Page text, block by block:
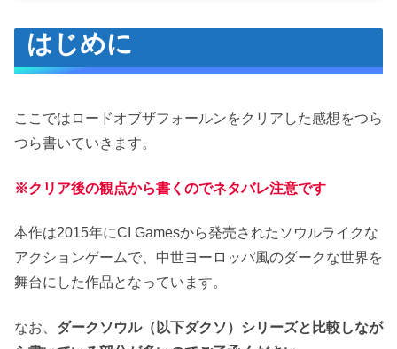
ゲーム概要
圧倒的ソウルライク
感想
良かった点
重厚感
ほど良い難易度
ステージとボスが少ない
はじめに
ここではロードオブザフォールンをクリアした感想をつら
つら書いていきます。
※クリア後の観点から書くのでネタバレ注意です
本作は2015年にCI Gamesから発売されたソウルライクな
アクションゲームで、中世ヨーロッパ風のダークな世界を
舞台にした作品となっています。
なお、 ダークソウル（以下ダクソ）シリーズと比較しなが